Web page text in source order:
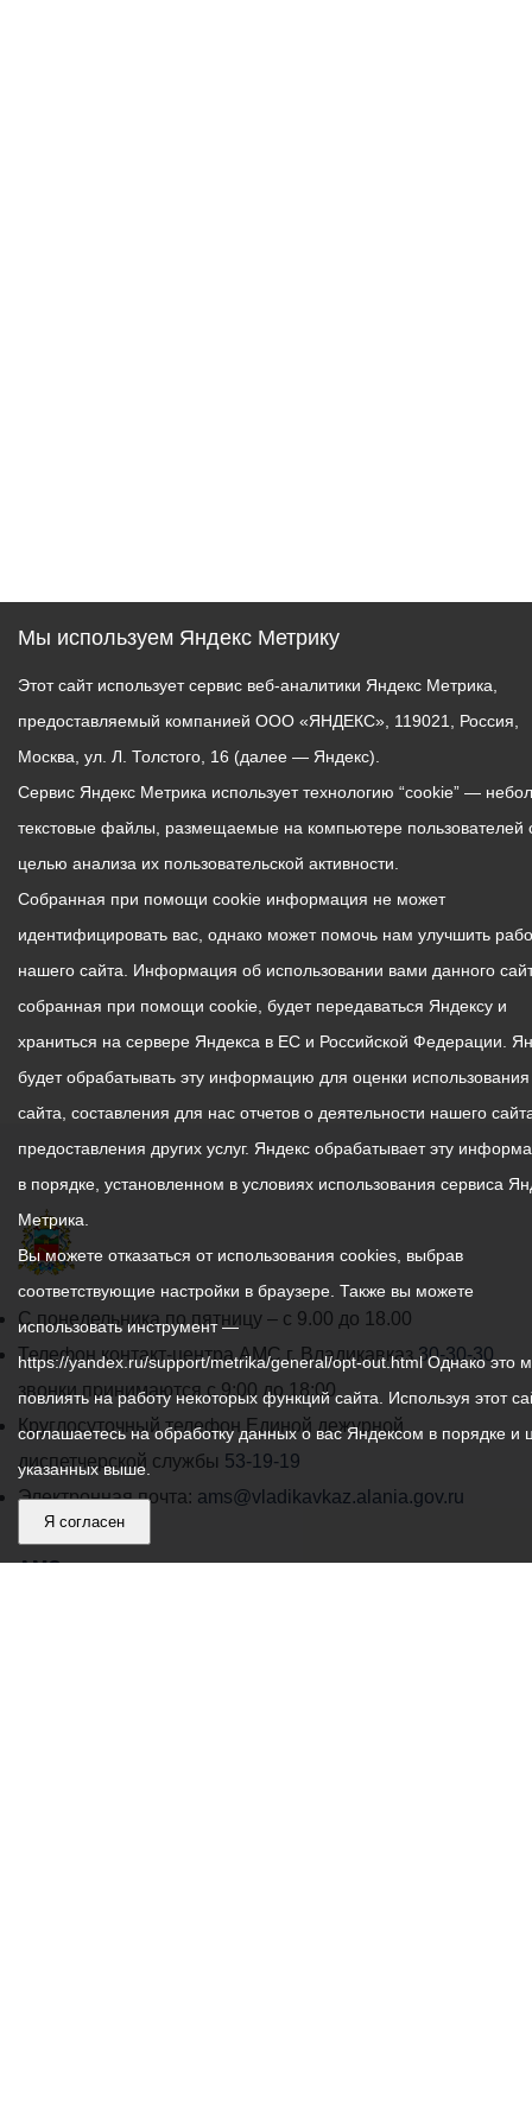
График
работы
администрации
местного
самоуправления
города
Владикавказ:
С понедельника по пятницу – с 9.00 до 18.00
Телефон контакт-центра АМС г. Владикавказ 30-30-30
звонки принимаются с 9:00 до 18:00
Круглосуточный телефон Единой дежурной
диспетчерской службы 53-19-19
Электронная почта: ams@vladikavkaz.alania.gov.ru
Владикавказ
АМС
Мы используем Яндекс Метрику
Этот сайт использует сервис веб-аналитики Яндекс Метрика,
предоставляемый компанией ООО «ЯНДЕКС», 119021, Россия,
Москва, ул. Л. Толстого, 16 (далее — Яндекс).
Сервис Яндекс Метрика использует технологию “cookie” —
текстовые файлы, размещаемые на компьютере пользователей
целью анализа их пользовательской активности.
Собранная при помощи cookie информация не может
идентифицировать вас, однако может помочь нам улучшить
нашего сайта. Информация об использовании вами данного
собранная при помощи cookie, будет передаваться Яндексу и
храниться на сервере Яндекса в ЕС и Российской Федерации.
будет обрабатывать эту информацию для оценки
сайта, составления для нас отчетов о деятельности нашего
предоставления других услуг. Яндекс обрабатывает эту
в порядке, установленном в условиях использования сервиса
Метрика.
Вы можете отказаться от использования cookies, выбрав
соответствующие настройки в браузере. Также вы можете
использовать инструмент —
https://yandex.ru/support/metrika/general/opt-out.html Однако это
повлиять на работу некоторых функций сайта. Используя этот
соглашаетесь на обработку данных о вас Яндексом в порядке и
указанных выше.
Я согласен